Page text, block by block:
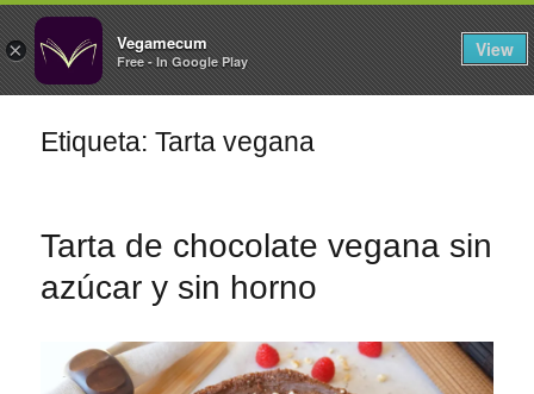
× Vegamecum
Free - In Google Play
View
FILTROS
Especial 'Al aire libre'
Ensaladas de
legumbres
Cocina en Familia
Etiqueta: Tarta vegana
Tarta de chocolate vegana sin
azúcar y sin horno